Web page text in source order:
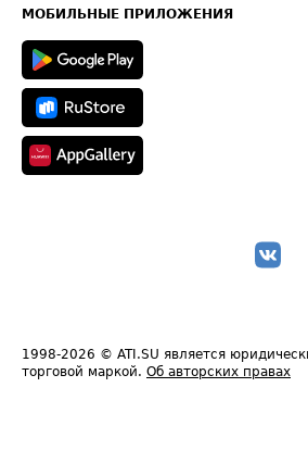
Техническая информация
МОБИЛЬНЫЕ ПРИЛОЖЕНИЯ
1998-2026 © ATI.SU является
торговой маркой. Об авторских правах